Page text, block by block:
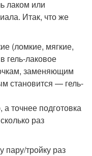
лаком или
Итак, что же
(ломкие, мягкие,
гель-лаковое
заменяющим
становится — гель-
точнее подготовка
раз
пару/тройку раз